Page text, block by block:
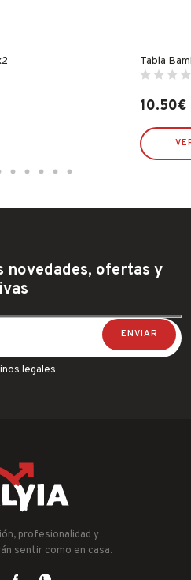
Tabla
10.50€
novedades, ofertas y
legales
profesionalidad y
sentir como en casa.